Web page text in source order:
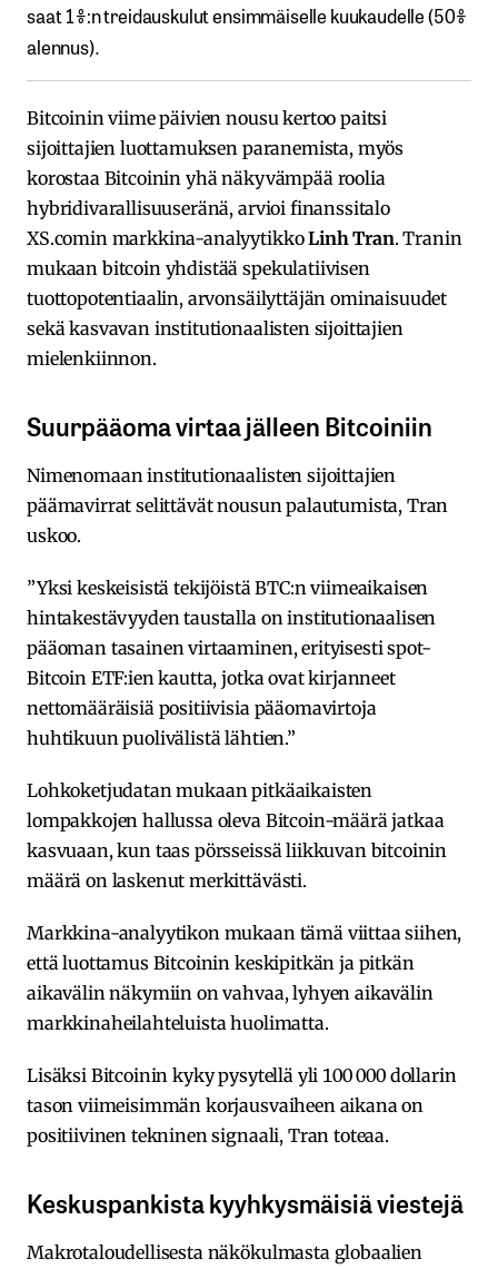
saat​ ​1%:n treidauskulut​ ​ensimmäiselle​ ​kuukaudelle​ ​(50%​ ​
alennus).
Bitcoinin viime päivien nousu kertoo paitsi
sijoittajien luottamuksen paranemista, myös
korostaa Bitcoinin yhä näkyvämpää roolia
hybridivarallisuuseränä, arvioi finanssitalo
XS.comin markkina-analyytikkoLinh Tran. Tranin
mukaan bitcoin yhdistää spekulatiivisen
tuottopotentiaalin, arvonsäilyttäjän ominaisuudet
sekä kasvavan institutionaalisten sijoittajien
mielenkiinnon.
Suurpääoma virtaa jälleen Bitcoiniin
Nimenomaan institutionaalisten sijoittajien
päämavirrat selittävät nousun palautumista, Tran
uskoo.
”Yksi keskeisistä tekijöistä BTC:n viimeaikaisen
hintakestävyyden taustalla on institutionaalisen
pääoman tasainen virtaaminen, erityisesti spot-
Bitcoin ETF:ien kautta, jotka ovat kirjanneet
nettomääräisiä positiivisia pääomavirtoja
huhtikuun puolivälistä lähtien.”
Lohkoketjudatan mukaan pitkäaikaisten
lompakkojen hallussa oleva Bitcoin-määrä jatkaa
kasvuaan, kun taas pörsseissä liikkuvan bitcoinin
määrä on laskenut merkittävästi.
Markkina-analyytikon mukaan tämä viittaa siihen,
että luottamus Bitcoinin keskipitkän ja pitkän
aikavälin näkymiin on vahvaa, lyhyen aikavälin
markkinaheilahteluista huolimatta.
Lisäksi Bitcoinin kyky pysytellä yli 100 000 dollarin
tason viimeisimmän korjausvaiheen aikana on
positiivinen tekninen signaali, Tran toteaa.
Keskuspankista kyyhkysmäisiä viestejä
Makrotaloudellisesta näkökulmasta globaalien